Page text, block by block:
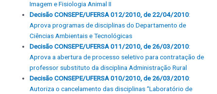
Imagem e Fisiologia Animal II
Decisão CONSEPE/UFERSA 012/2010, de 22/04/2010:
Aprova programas de disciplinas do Departamento de
Ciências Ambientais e Tecnológicas
Decisão CONSEPE/UFERSA 011/2010, de 26/03/2010:
Aprova a abertura de processo seletivo para contratação de
professor substituto da disciplina Administração Rural
Decisão CONSEPE/UFERSA 010/2010, de 26/03/2010:
Autoriza o cancelamento das disciplinas “Laboratório de